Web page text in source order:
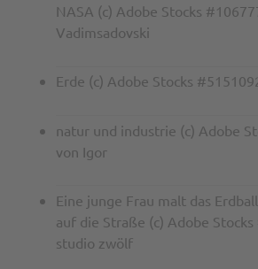
NASA (c) Adobe Stocks
Vadimsadovski
Erde (c) Adobe Stocks
natur und industrie (c) Adobe
von Igor
Eine junge Frau malt das
auf die Straße (c) Adobe
studio zwölf